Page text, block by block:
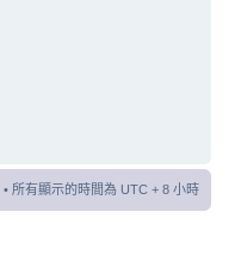
• 所有顯示的時間為 UTC + 8 小時